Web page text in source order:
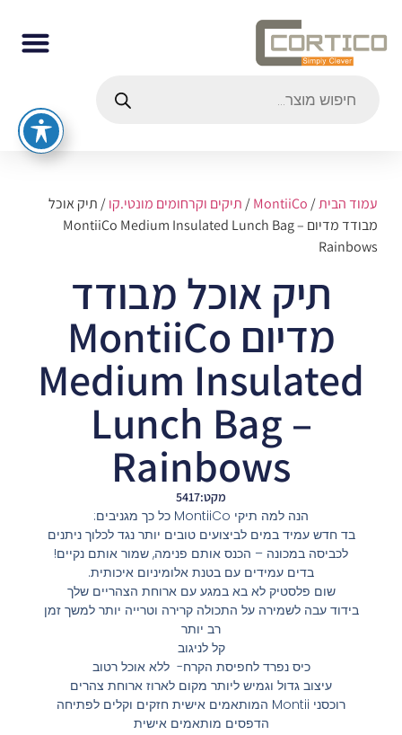
עמוד הבית/
MontiiCo
/תיקים וקרחומים מונטי.קו/ תיק אוכל
מבודד מדיום MontiiCo Medium Insulated Lunch Bag –
Rainbows
תיק אוכל מבודד
מדיום MontiiCo
Medium Insulated
Lunch Bag –
Rainbows
מקט:5417
הנה למה תיקי MontiiCo כל כך מגניבים:
בד חדש עמיד במים לביצועים טובים יותר נגד לכלוך ניתנים
לכביסה במכונה – הכנס אותם פנימה, שמור אותם נקיים!
בדים עמידים עם בטנת אלומיניום איכותית.
שום פלסטיק לא בא במגע עם ארוחת הצהריים שלך
בידוד עבה לשמירה על התכולה קרירה וטרייה יותר למשך זמן
רב יותר
קל לניגוב
כיס נפרד לחפיסת הקרח- ללא אוכל רטוב
עיצוב גדול וגמיש ליותר מקום לארוז ארוחת צהרים
רוכסני Montii המותאמים אישית חזקים וקלים לפתיחה
הדפסים מותאמים אישית